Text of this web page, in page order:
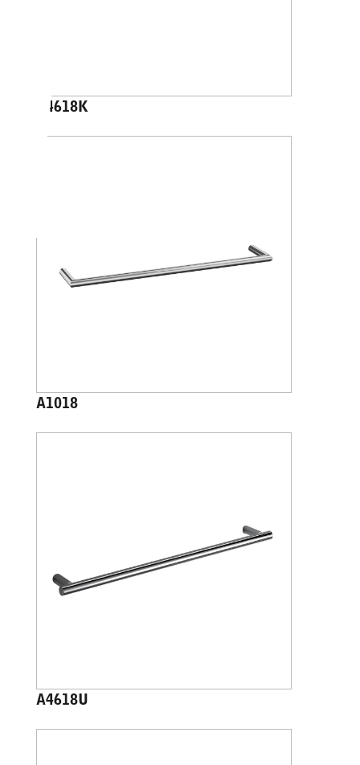
A4618K
A1018
A4618U